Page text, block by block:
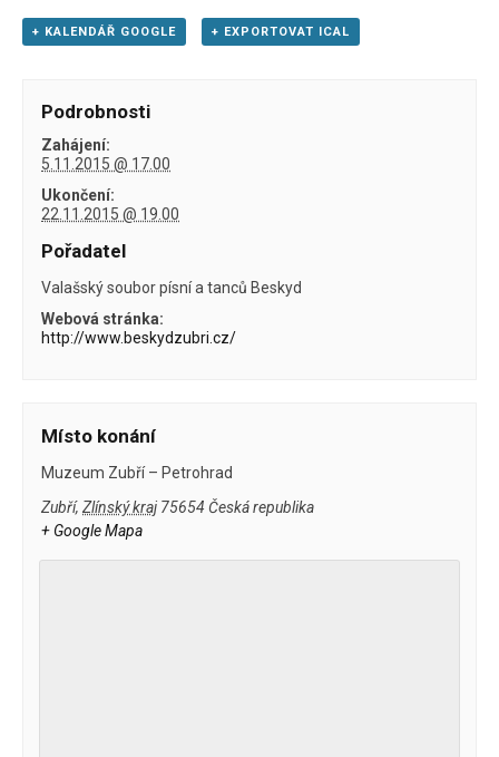
+ KALENDÁŘ GOOGLE + EXPORTOVAT ICAL
Podrobnosti
Zahájení:
5.11.2015 @ 17.00
Ukončení:
22.11.2015 @ 19.00
Pořadatel
Valašský soubor písní a tanců Beskyd
Webová stránka:
http://www.beskydzubri.cz/
Místo konání
Muzeum Zubří – Petrohrad
Zubří, Zlínský kraj 75654 Česká republika
+ Google Mapa